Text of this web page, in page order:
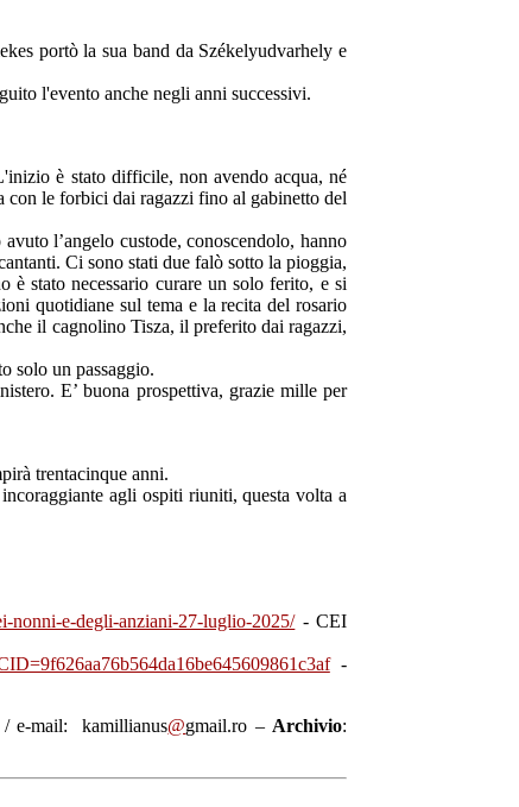
portò la sua band da Székelyudvarhely e
l'evento anche negli anni successivi.
è stato difficile, non avendo acqua, né
con le forbici dai ragazzi fino al gabinetto del
l’angelo custode, conoscendolo, hanno
Ci sono stati due falò sotto la pioggia,
è stato necessario curare un solo ferito, e si
quotidiane sul tema e la recita del rosario
il cagnolino Tisza, il preferito dai ragazzi,
solo un passaggio.
E’ buona prospettiva, grazie mille per
trentacinque anni.
agli ospiti riuniti, questa volta a
nonni-e-degli-anziani-27-luglio-2025/- CEI
-
e-mail: kamillianus@gmail.ro – Archivio: